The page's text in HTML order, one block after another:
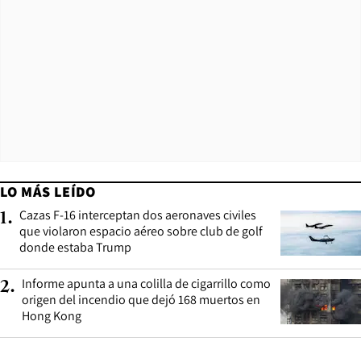
LO MÁS LEÍDO
1. Cazas F-16 interceptan dos aeronaves civiles
que violaron espacio aéreo sobre club de golf
donde estaba Trump
2. Informe apunta a una colilla de cigarrillo como
origen del incendio que dejó 168 muertos en
Hong Kong